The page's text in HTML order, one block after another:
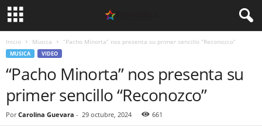
Inicio Musica “Pacho Minorta” nos presenta su primer sencillo “Reconozco”
MUSICA VIDEO
“Pacho Minorta” nos presenta su
primer sencillo “Reconozco”
Por Carolina Guevara - 29 octubre, 2024 661